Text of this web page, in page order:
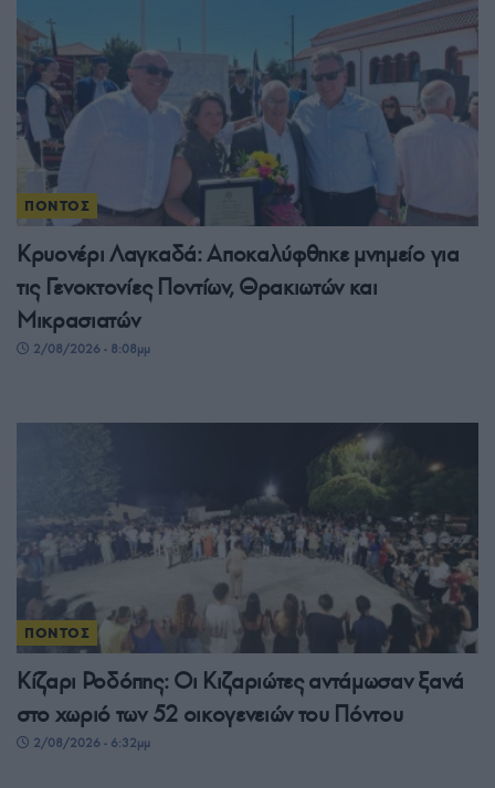
ΠΟΝΤΟΣ
Κρυονέρι Λαγκαδά: Αποκαλύφθηκε μνημείο για
τις Γενοκτονίες Ποντίων, Θρακιωτών και
Μικρασιατών
2/08/2026 - 8:08μμ
ΠΟΝΤΟΣ
Κίζαρι Ροδόπης: Οι Κιζαριώτες αντάμωσαν ξανά
στο χωριό των 52 οικογενειών του Πόντου
2/08/2026 - 6:32μμ